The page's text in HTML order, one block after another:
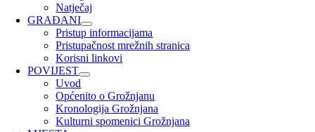
Natječaj
GRAĐANI
Pristup informacijama
Pristupačnost mrežnih stranica
Korisni linkovi
POVIJEST
Uvod
Općenito o Grožnjanu
Kronologija Grožnjana
Kulturni spomenici Grožnjana